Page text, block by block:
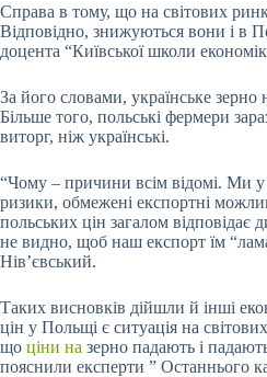
Справа в тому, що на світових
Відповідно, знижуються вони і в
доцента “Київської школи
За його словами, українське
Більше того, польські фермери
виторг, ніж українські.
“Чому – причини всім відомі. Ми у
ризики, обмежені експортні
польських цін загалом відповідає
не видно, щоб наш експорт їм
Нів’євський.
Таких висновків дійшли й інші
цін у Польщі є ситуація на
що ціни на зерно падають і
пояснили експерти ” Останнього